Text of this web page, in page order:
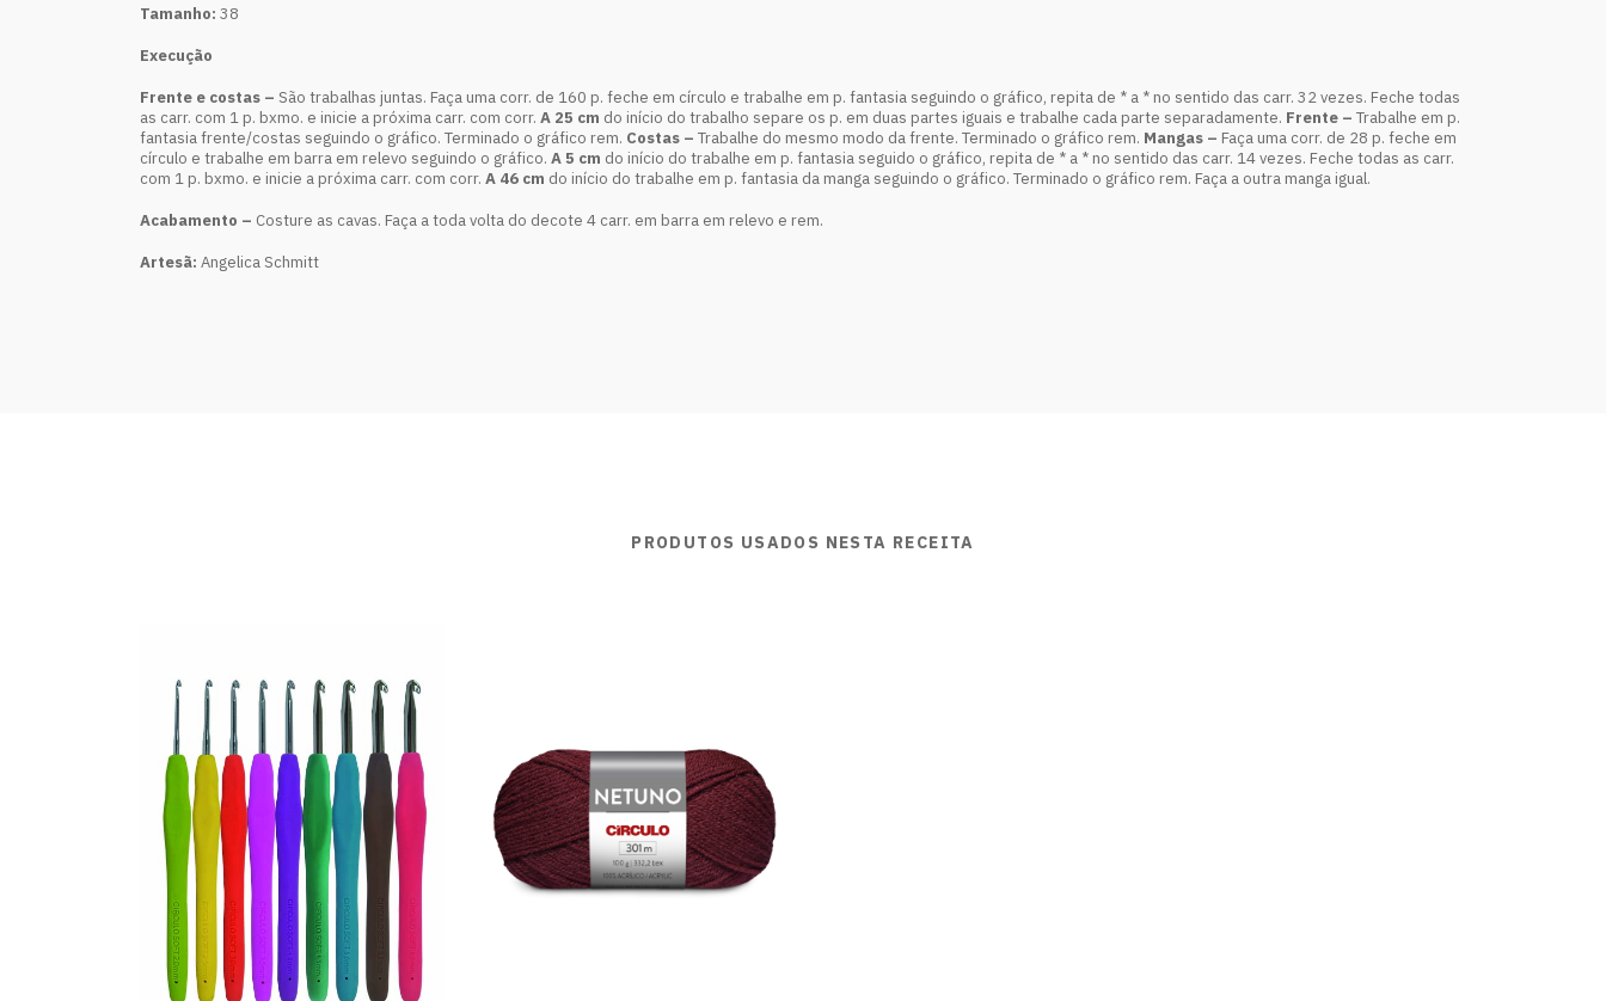
Tamanho: 38
Execução
Frente e costas – São trabalhas juntas. Faça uma corr. de 160 p. feche em círculo e trabalhe em p. fantasia seguindo o gráfico, repita de * a * no sentido das carr. 32 vezes. Feche todas
as carr. com 1 p. bxmo. e inicie a próxima carr. com corr. A 25 cm do início do trabalho separe os p. em duas partes iguais e trabalhe cada parte separadamente. Frente – Trabalhe em p.
fantasia frente/costas seguindo o gráfico. Terminado o gráfico rem. Costas – Trabalhe do mesmo modo da frente. Terminado o gráfico rem. Mangas – Faça uma corr. de 28 p. feche em
círculo e trabalhe em barra em relevo seguindo o gráfico. A 5 cm do início do trabalhe em p. fantasia seguido o gráfico, repita de * a * no sentido das carr. 14 vezes. Feche todas as carr.
com 1 p. bxmo. e inicie a próxima carr. com corr. A 46 cm do início do trabalhe em p. fantasia da manga seguindo o gráfico. Terminado o gráfico rem. Faça a outra manga igual.
Acabamento – Costure as cavas. Faça a toda volta do decote 4 carr. em barra em relevo e rem.
Artesã: Angelica Schmitt
PRODUTOS USADOS NESTA RECEITA